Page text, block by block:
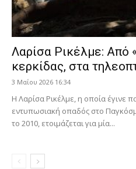
Λαρίσα Ρικέλμε: Από
κερκίδας, στα
3 Μαΐου 2026 16:34
Η Λαρίσα Ρικέλμε, η οποία έγινε
εντυπωσιακή οπαδός στο
το 2010, ετοιμάζεται για μία...